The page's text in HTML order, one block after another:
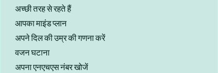
अच्छी तरह से रहते हैं
आपका माइंड प्लान
अपने दिल की उम्र की गणना करें
वजन घटाना
अपना एनएचएस नंबर खोजें